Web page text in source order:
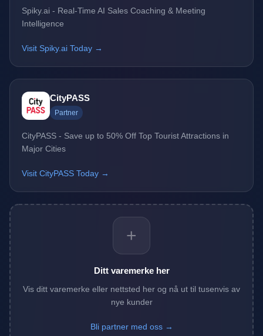
Spiky.ai - Real-Time AI Sales Coaching & Meeting
Intelligence
Visit Spiky.ai Today →
CityPASS
Partner
CityPASS - Save up to 50% Off Top Tourist Attractions in
Major Cities
Visit CityPASS Today →
+
Ditt varemerke her
Vis ditt varemerke eller nettsted her og nå ut til tusenvis av
nye kunder
Bli partner med oss →